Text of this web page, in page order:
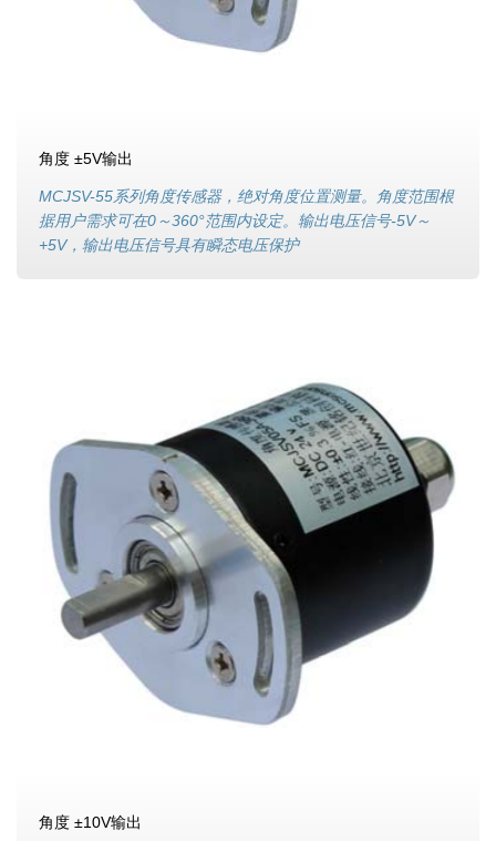
角度 ±5V输出
MCJSV-55系列角度传感器，绝对角度位置测量。角度范围根
据用户需求可在0～360°范围内设定。输出电压信号-5V～
+5V，输出电压信号具有瞬态电压保护
角度 ±10V输出